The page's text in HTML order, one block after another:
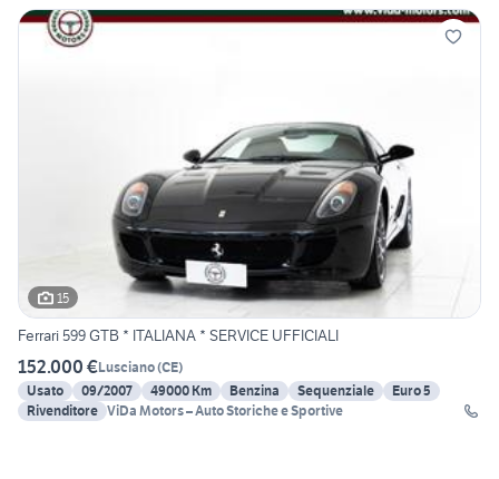
15
Ferrari 599 GTB * ITALIANA * SERVICE UFFICIALI
152.000 €Lusciano(CE)
Usato
09/2007 49000 Km Benzina Sequenziale
Euro 5
Rivenditore ViDa Motors – Auto Storiche e Sportive